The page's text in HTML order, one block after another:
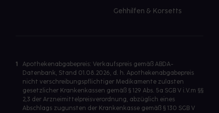
Gehhilfen & Korsetts
1
Apothekenabgabepreis: Verkaufspreis gemäß ABDA-
Datenbank, Stand 01.08.2026, d. h. Apothekenabgabepreis
nicht verschreibungspflichtiger Medikamente zulasten
gesetzlicher Krankenkassen gemäß § 129 Abs. 5a SGB V i.V.m §§
2,3 der Arzneimittelpreisverordnung, abzüglich eines
Abschlags zugunsten der Krankenkasse gemäß § 130 SGB V